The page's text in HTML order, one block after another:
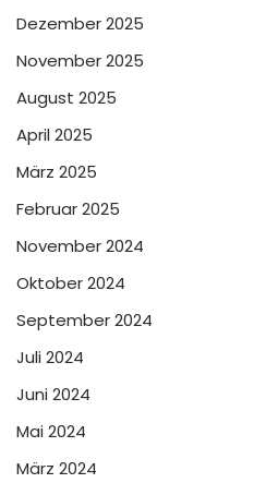
Dezember 2025
November 2025
August 2025
April 2025
März 2025
Februar 2025
November 2024
Oktober 2024
September 2024
Juli 2024
Juni 2024
Mai 2024
März 2024